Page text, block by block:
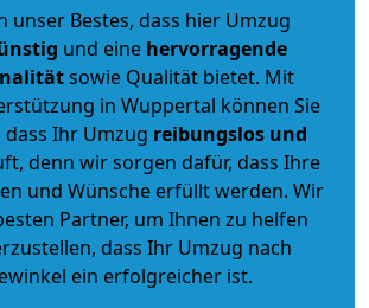
unser Bestes, dass hier Umzug
und eine hervorragende
sowie Qualität bietet. Mit
in Wuppertal können Sie
dass Ihr Umzug reibungslos und
denn wir sorgen dafür, dass Ihre
und Wünsche erfüllt werden. Wir
Partner, um Ihnen zu helfen
dass Ihr Umzug nach
ein erfolgreicher ist.